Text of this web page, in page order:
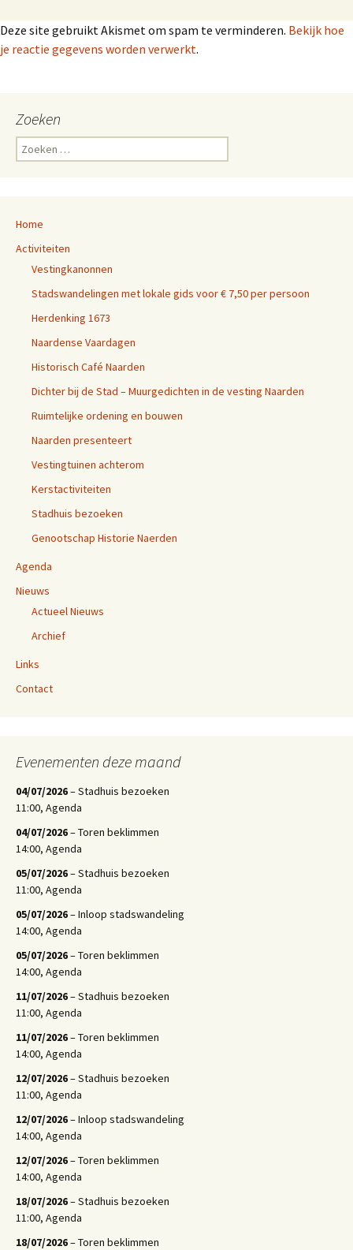
Deze site gebruikt Akismet om spam te verminderen. Bekijk hoe
je reactie gegevens worden verwerkt.
Zoeken
o
n
n
Home
Activiteiten
Vestingkanonnen
Stadswandelingen met lokale gids voor € 7,50 per persoon
Herdenking 1673
Naardense Vaardagen
Historisch Café Naarden
Dichter bij de Stad – Muurgedichten in de vesting Naarden
Ruimtelijke ordening en bouwen
Naarden presenteert
Vestingtuinen achterom
Kerstactiviteiten
Stadhuis bezoeken
Genootschap Historie Naerden
Agenda
Nieuws
Actueel Nieuws
Archief
Links
Contact
Evenementen deze maand
04/07/2026– Stadhuis bezoeken
11:00, Agenda
04/07/2026– Toren beklimmen
14:00, Agenda
05/07/2026– Stadhuis bezoeken
11:00, Agenda
05/07/2026– Inloop stadswandeling
14:00, Agenda
05/07/2026– Toren beklimmen
14:00, Agenda
11/07/2026– Stadhuis bezoeken
11:00, Agenda
11/07/2026– Toren beklimmen
14:00, Agenda
12/07/2026– Stadhuis bezoeken
11:00, Agenda
12/07/2026– Inloop stadswandeling
14:00, Agenda
12/07/2026– Toren beklimmen
14:00, Agenda
18/07/2026– Stadhuis bezoeken
11:00, Agenda
18/07/2026– Toren beklimmen